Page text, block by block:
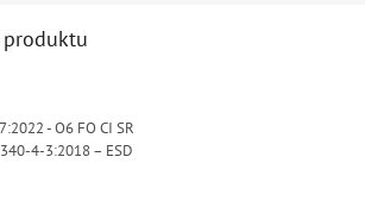
- O6 FO CI SR
4-3:2018 – ESD